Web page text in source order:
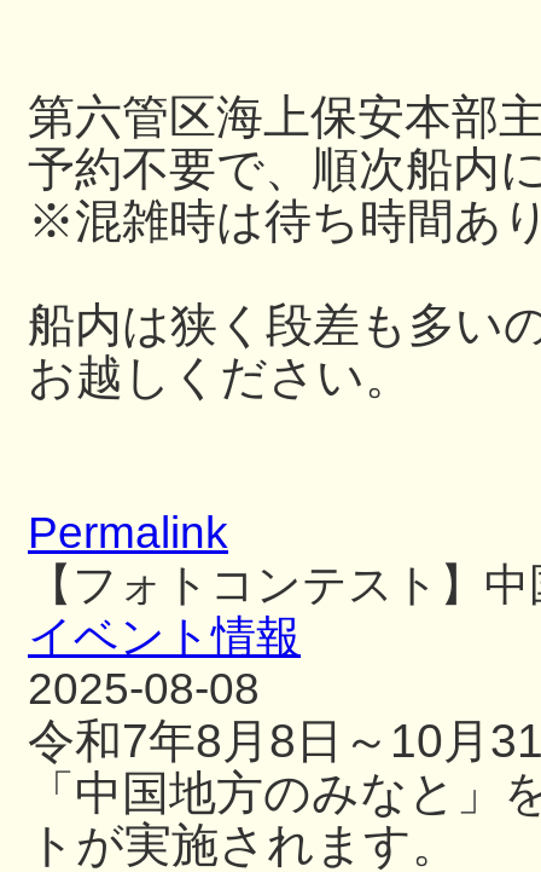
第六管区海上保安本部
予約不要で、順次船内
※混雑時は待ち時間あ
船内は狭く段差も多い
お越しください。
Permalink
【フォトコンテスト】
イベント情報
2025-08-08
令和7年8月8日～10月
「中国地方のみなと
トが実施されます。